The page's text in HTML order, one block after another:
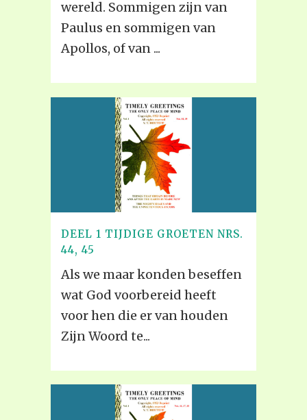
wereld. Sommigen zijn van
Paulus en sommigen van
Apollos, of van ...
DEEL 1 TIJDIGE GROETEN NRS.
44, 45
Als we maar konden beseffen
wat God voorbereid heeft
voor hen die er van houden
Zijn Woord te...